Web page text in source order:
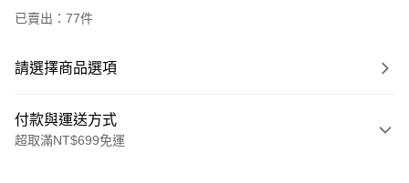
已賣出：77件
請選擇商品選項
付款與運送方式
超取滿NT$699免運